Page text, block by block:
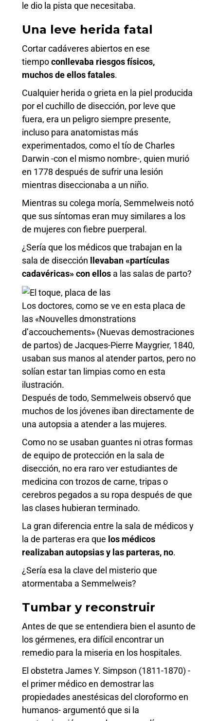
le dio la pista que necesitaba.
Una leve herida fatal
Cortar cadáveres abiertos en ese
tiempoconllevaba riesgos físicos,
muchosde ellosfatales.
Cualquier herida o grieta en la piel producida
por el cuchillo de disección, por leve que
fuera, era un peligro siempre presente,
incluso para anatomistas más
experimentados, como el tío de Charles
Darwin -con el mismo nombre-, quien murió
en 1778 después de sufrir una lesión
mientras diseccionaba a un niño.
Mientras su colega moría, Semmelweis notó
que sus síntomas eran muy similares a los
de mujeres con fiebre puerperal.
¿Sería que los médicos que trabajan en la
sala de disección
llevaban «partículas
cadavéricas» con ellos a las salas de parto?
Los doctores, como se ve en esta placa de
las «Nouvelles dmonstrations
d’accouchements» (Nuevas demostraciones
de partos) de Jacques-Pierre Maygrier, 1840,
usaban sus manos al atender partos, pero no
solían estar tan limpias como en esta
ilustración.
Después de todo, Semmelweis observó que
muchos de los jóvenes iban directamente de
una autopsia a atender a las mujeres.
Como no se usaban guantes ni otras formas
de equipo de protección en la sala de
disección, no era raro ver estudiantes de
medicina con trozos de carne, tripas o
cerebros pegados a su ropa después de que
las clases hubieran terminado.
La gran diferencia entre la sala de médicos y
la de parteras era que los médicos
realizaban autopsias y las parteras, no.
¿Sería esa la clave del misterio que
atormentaba a Semmelweis?
Tumbar y reconstruir
Antes de que se entendiera bien el asunto de
los gérmenes, era difícil encontrar un
remedio para la miseria en los hospitales.
El obstetra James Y. Simpson (1811-1870) -
el primer médico en demostrar las
propiedades anestésicas del cloroformo en
humanos- argumentó que si la